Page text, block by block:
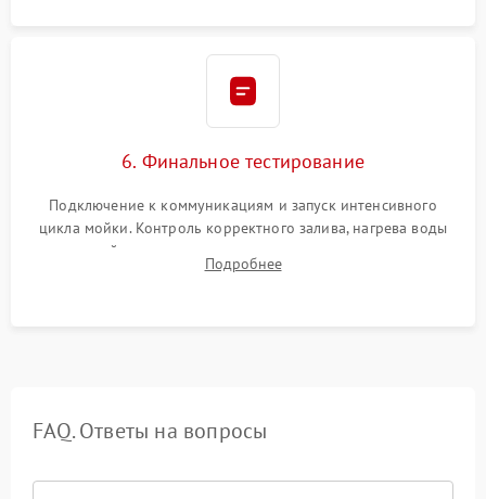
6. Финальное тестирование
Подключение к коммуникациям и запуск интенсивного
цикла мойки. Контроль корректного залива, нагрева воды
до нужной температуры, отсутствия посторонних шумов,
штатного слива и абсолютной сухости в поддоне.
Подробнее
FAQ. Ответы на вопросы